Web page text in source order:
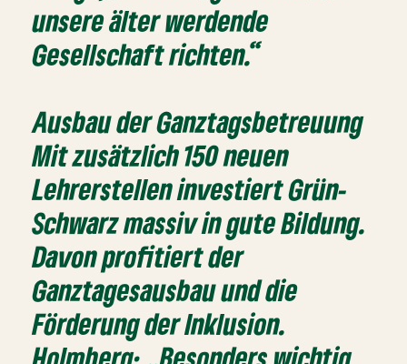
unsere älter werdende
Gesellschaft richten.“
Ausbau der Ganztagsbetreuung
Mit zusätzlich 150 neuen
Lehrerstellen investiert Grün-
Schwarz massiv in gute Bildung.
Davon profitiert der
Ganztagesausbau und die
Förderung der Inklusion.